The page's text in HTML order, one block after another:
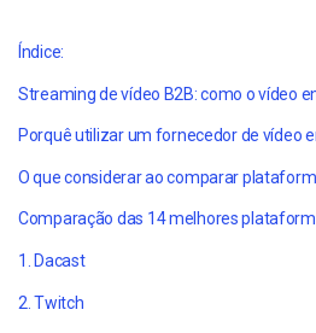
Índice:
Streaming de vídeo B2B: como o vídeo
Porquê utilizar um fornecedor de vídeo
O que considerar ao comparar
1. Dacast
2. Twitch